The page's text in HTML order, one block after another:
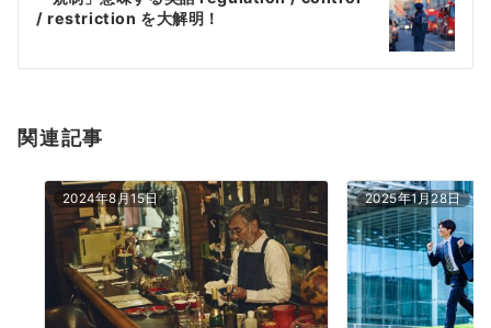
ン
/ restriction を大解明！
関連記事
2024年8月15日 2025年1月28日